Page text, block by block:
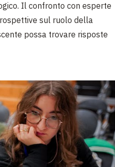
Il confronto con esperte
sul ruolo della
possa trovare risposte